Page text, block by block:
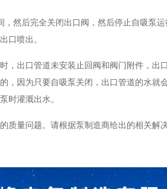
然后完全关闭出口阀，然后停止自吸泵
口喷出。
，出口管道未安装止回阀和阀门附件，出
，因为只要自吸泵关闭，出口管道的水就
时灌溉出水。
质量问题。请根据泵制造商给出的相关解